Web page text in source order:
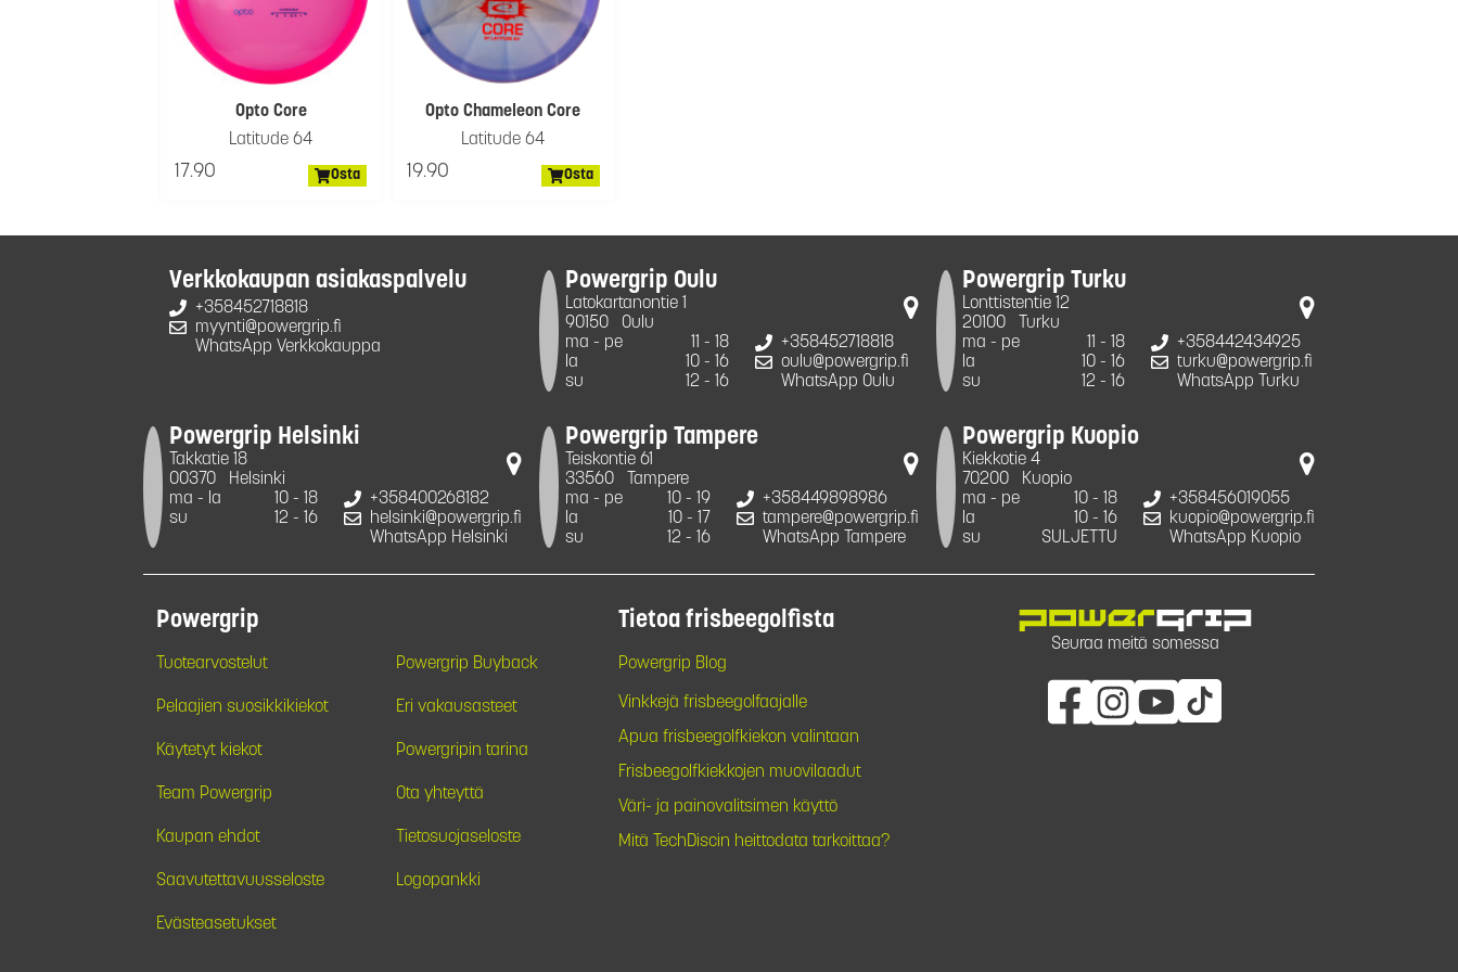
Opto Core
Latitude 64
17.90 Osta
Opto Chameleon Core
Latitude 64
19.90 Osta
Verkkokaupan asiakaspalvelu
+358452718818
myynti@powergrip.fi
WhatsApp Verkkokauppa
Powergrip Oulu
Latokartanontie 1
90150
Oulu
ma - pe
11 - 18
la
10 - 16
su
12 - 16
+358452718818
oulu@powergrip.fi
WhatsApp Oulu
Powergrip Turku
Lonttistentie 12
20100
Turku
ma - pe
11 - 18
la
10 - 16
su
12 - 16
+358442434925
turku@powergrip.fi
WhatsApp Turku
Powergrip Helsinki
Takkatie 18
00370
Helsinki
ma - la
10 - 18
su
12 - 16
+358400268182
helsinki@powergrip.fi
WhatsApp Helsinki
Powergrip Tampere
Teiskontie 61
33560
Tampere
ma - pe
10 - 19
la
10 - 17
su
12 - 16
+358449898986
tampere@powergrip.fi
WhatsApp Tampere
Powergrip Kuopio
Kiekkotie 4
70200
Kuopio
ma - pe
10 - 18
la
10 - 16
su
SULJETTU
+358456019055
kuopio@powergrip.fi
WhatsApp Kuopio
Powergrip
Tuotearvostelut Powergrip Buyback
Pelaajien suosikkikiekot Eri vakausasteet
Käytetyt kiekot Powergripin tarina
Team Powergrip Ota yhteyttä
Kaupan ehdot Tietosuojaseloste
Saavutettavuusseloste Logopankki
Evästeasetukset
Tietoa frisbeegolfista
Powergrip Blog
Vinkkejä frisbeegolfaajalle
Apua frisbeegolfkiekon valintaan
Frisbeegolfkiekkojen muovilaadut
Väri- ja painovalitsimen käyttö
Mitä TechDiscin heittodata tarkoittaa?
Seuraa meitä somessa